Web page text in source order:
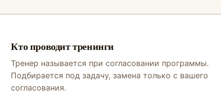
Кто проводит тренинги
Тренер называется при согласовании программы.
Подбирается под задачу, замена только с вашего
согласования.